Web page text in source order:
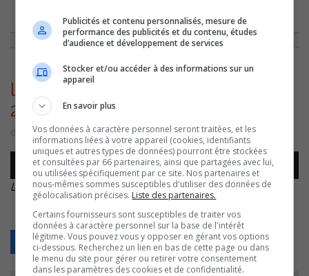
TRÉPANIER – SEBR – 20221005
LIsette Trépanier – SEBR –
20221005
6 octobre 2022 | Par Sylvain Rochon
Lecteur
audio
00:00 00:00
LIsette Trépanier – SEBR – 20221005.
Retour
Publicités et contenu personnalisés, mesure de
performance des publicités et du contenu, études
d’audience et développement de services
Stocker et/ou accéder à des informations sur un
appareil
En savoir plus
Vos données à caractère personnel seront traitées, et les
informations liées à votre appareil (cookies, identifiants
uniques et autres types de données) pourront être stockées
et consultées par 66 partenaires, ainsi que partagées avec lui,
ou utilisées spécifiquement par ce site. Nos partenaires et
nous-mêmes sommes susceptibles d'utiliser des données de
géolocalisation précises. Liste des partenaires.
Certains fournisseurs sont susceptibles de traiter vos
données à caractère personnel sur la base de l'intérêt
légitime. Vous pouvez vous y opposer en gérant vos options
ci-dessous. Recherchez un lien en bas de cette page ou dans
le menu du site pour gérer ou retirer votre consentement
dans les paramètres des cookies et de confidentialité.